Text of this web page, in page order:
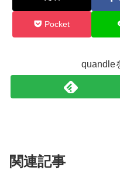
Pocket
quandle
関連記事